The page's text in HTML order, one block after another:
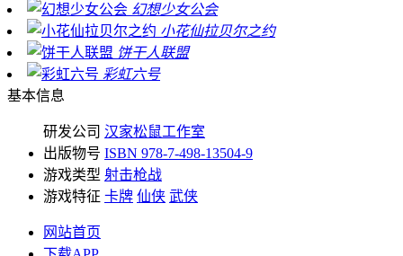
幻想少女公会
小花仙拉贝尔之约
饼干人联盟
彩虹六号
基本信息
研发公司 汉家松鼠工作室
出版物号 ISBN 978-7-498-13504-9
游戏类型 射击枪战
游戏特征 卡牌 仙侠 武侠
网站首页